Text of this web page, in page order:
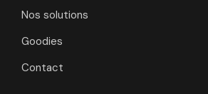
Nos solutions
Goodies
Contact